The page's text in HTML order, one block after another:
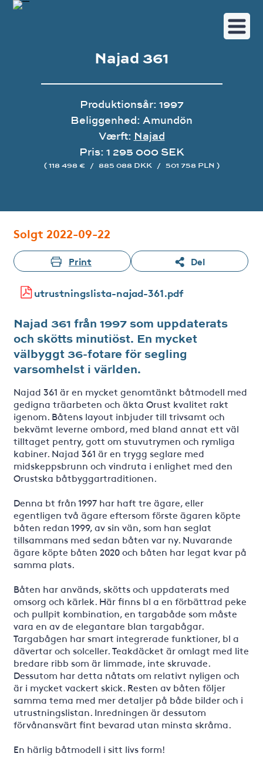
Najad 361
Produktionsår: 1997
Beliggenhed: Amundön
Værft: Najad
Pris: 1 295 000 SEK
( 118 498 € / 885 088 DKK / 501 758 PLN )
Solgt 2022-09-22
Print Del
utrustningslista-najad-361.pdf
Najad 361 från 1997 som uppdaterats
och skötts minutiöst. En mycket
välbyggt 36-fotare för segling
varsomhelst i världen.
Najad 361 är en mycket genomtänkt båtmodell med
gedigna träarbeten och äkta Orust kvalitet rakt
igenom. Båtens layout inbjuder till trivsamt och
bekvämt leverne ombord, med bland annat ett väl
tilltaget pentry, gott om stuvutrymen och rymliga
kabiner. Najad 361 är en trygg seglare med
midskeppsbrunn och vindruta i enlighet med den
Orustska båtbyggartraditionen.
Denna bt från 1997 har haft tre ägare, eller
egentligen två ägare eftersom förste ägaren köpte
båten redan 1999, av sin vän, som han seglat
tillsammans med sedan båten var ny. Nuvarande
ägare köpte båten 2020 och båten har legat kvar på
samma plats.
Båten har används, skötts och uppdaterats med
omsorg och kärlek. Här finns bl a en förbättrad peke
och pullpit kombination, en targabåde som måste
vara en av de elegantare blan targabågar.
Targabågen har smart integrerade funktioner, bl a
dävertar och solceller. Teakdäcket är omlagt med lite
bredare ribb som är limmade, inte skruvade.
Dessutom har detta nåtats om relativt nyligen och
är i mycket vackert skick. Resten av båten följer
samma tema med mer detaljer på både bilder och i
utrustningslistan. Inredningen är dessutom
förvånansvärt fint bevarad utan minsta skråma.
En härlig båtmodell i sitt livs form!